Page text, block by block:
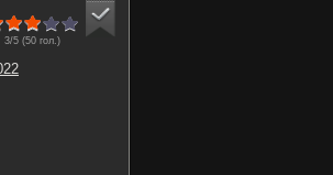
3/5 (50 гол.)